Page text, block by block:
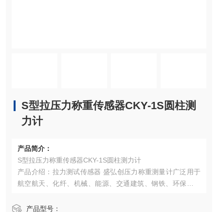
S型拉压力称重传感器CKY-1S圆柱测
力计
产品简介：
S型拉压力称重传感器CKY-1S圆柱测力计
产品介绍：拉力测试传感器 盛弘创压力称重测量计广泛用于
航空航天、化纤、机械、能源、交通建筑、钢铁、环保、制
水利电力、热力造纸、市政管理等领域中的电子秤、汽车
产品型号：